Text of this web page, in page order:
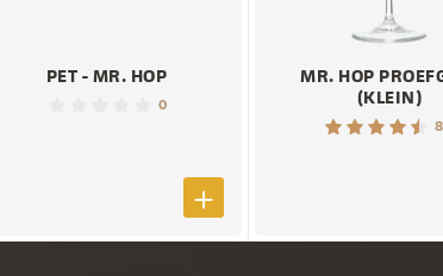
PET - MR. HOP
0
MR. HOP
(KLEIN)